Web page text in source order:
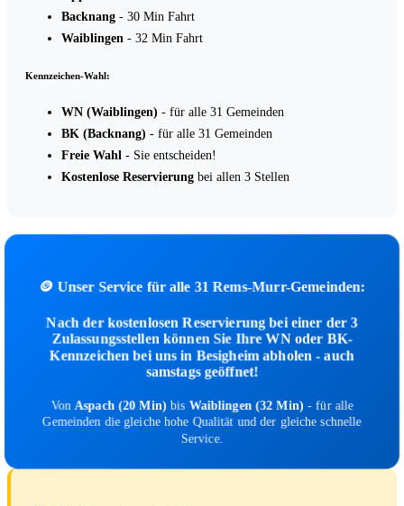
Backnang - 30 Min Fahrt
Waiblingen - 32 Min Fahrt
Kennzeichen-Wahl:
WN (Waiblingen) - für alle 31 Gemeinden
BK (Backnang) - für alle 31 Gemeinden
Freie Wahl - Sie entscheiden!
Kostenlose Reservierung bei allen 3 Stellen
🪙 Unser Service für alle 31 Rems-Murr-Gemeinden:
Nach der kostenlosen Reservierung bei einer der 3
Zulassungsstellen können Sie Ihre WN oder BK-
Kennzeichen bei uns in Besigheim abholen - auch
samstags geöffnet!
VonAspach (20 Min) bis Waiblingen (32 Min)- für alle
Gemeinden die gleiche hohe Qualität und der gleiche schnelle
Service.